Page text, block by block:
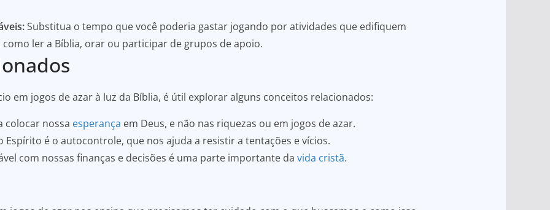
Substitua o tempo que você poderia gastar jogando por atividades que edifiquem
ler a Bíblia, orar ou participar de grupos de apoio.
em jogos de azar à luz da Bíblia, é útil explorar alguns conceitos relacionados:
colocar nossa esperança em Deus, e não nas riquezas ou em jogos de azar.
Espírito é o autocontrole, que nos ajuda a resistir a tentações e vícios.
com nossas finanças e decisões é uma parte importante da vida cristã.